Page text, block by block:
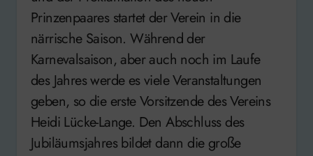
Prinzenpaares startet der Verein in die
närrische Saison. Während der
Karnevalsaison, aber auch noch im Laufe
des Jahres werde es viele Veranstaltungen
geben, so die erste Vorsitzende des Vereins
Heidi Lücke-Lange. Den Abschluss des
Jubiläumsjahres bildet dann die große